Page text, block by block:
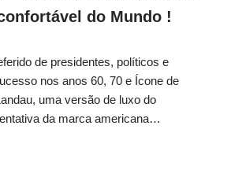
do Mundo !
de presidentes, políticos e
nos anos 60, 70 e Ícone de
uma versão de luxo do
da marca americana…